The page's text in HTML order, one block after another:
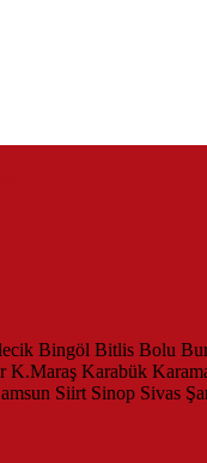
Bingöl Bitlis Bolu
K.Maraş Karabük
Siirt Sinop Sivas